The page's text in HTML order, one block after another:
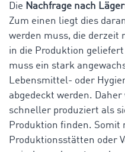
Die Nachfrage nach
Zum einen liegt dies
werden muss, die derzeit
in die Produktion
muss ein stark
Lebensmittel- oder
abgedeckt werden.
schneller produziert als
Produktion finden. Somit
Produktionsstätten oder